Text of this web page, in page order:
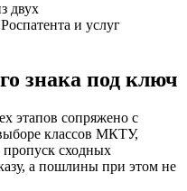
двух
и услуг
знака под ключ
этапов сопряжено с
классов МКТУ,
пропуск сходных
а пошлины при этом не